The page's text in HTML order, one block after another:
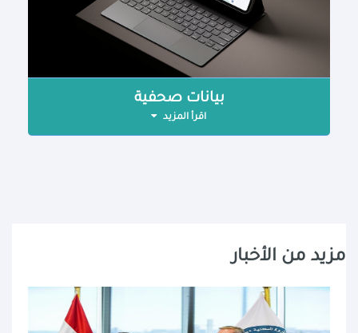
بيانات صحفية
اقرأ المزيد
مزيد من الأخبار